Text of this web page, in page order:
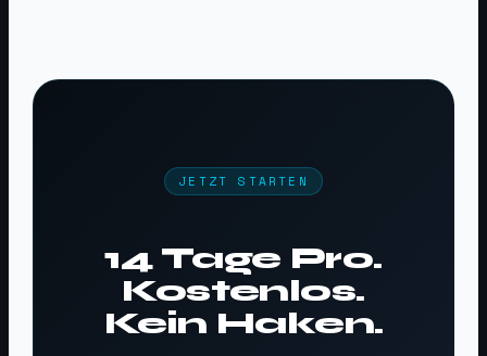
JETZT STARTEN
14 Tage Pro.
Kostenlos.
Kein Haken.